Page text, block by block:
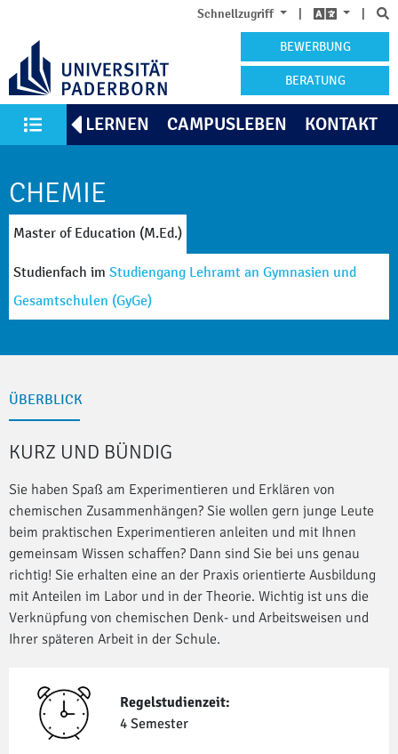
Schnellzugriff | |
BEWERBUNG
BERATUNG
Alle Studiengänge
KENNENLERNEN CAMPUSLEBEN KONTAKT
CHEMIE
Master of Education (M.Ed.)
Studienfach im Studiengang Lehramt an Gymnasien und
Gesamtschulen (GyGe)
ÜBERBLICK
KURZ UND BÜNDIG
Sie haben Spaß am Experimentieren und Erklären von
chemischen Zusammenhängen? Sie wollen gern junge Leute
beim praktischen Experimentieren anleiten und mit Ihnen
gemeinsam Wissen schaffen? Dann sind Sie bei uns genau
richtig! Sie erhalten eine an der Praxis orientierte Ausbildung
mit Anteilen im Labor und in der Theorie. Wichtig ist uns die
Verknüpfung von chemischen Denk- und Arbeitsweisen und
Ihrer späteren Arbeit in der Schule.
Regelstudienzeit:
4 Semester